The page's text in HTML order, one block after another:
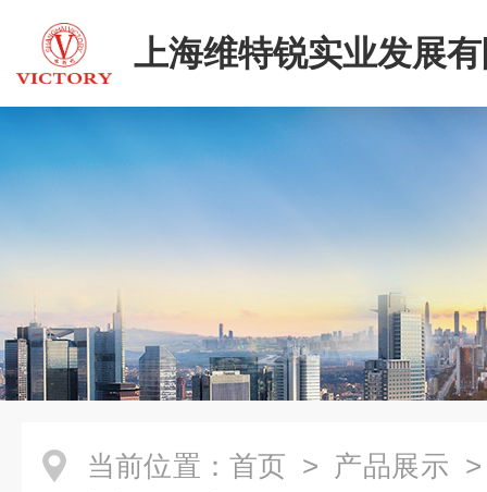
上海维特锐实业发展
当前位置： 首页 > 产品展示